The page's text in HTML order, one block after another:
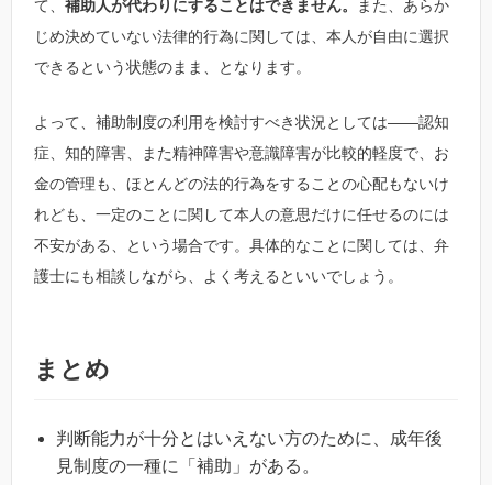
て、 補助人が代わりにすることはできません。
また、あらか
じめ決めていない法律的行為に関しては、本人が自由に選択
できるという状態のまま、となります。
よって、補助制度の利用を検討すべき状況としては――認知
症、知的障害、また精神障害や意識障害が比較的軽度で、お
金の管理も、ほとんどの法的行為をすることの心配もないけ
れども、一定のことに関して本人の意思だけに任せるのには
不安がある、という場合です。具体的なことに関しては、弁
護士にも相談しながら、よく考えるといいでしょう。
まとめ
判断能力が十分とはいえない方のために、成年後
見制度の一種に「補助」がある。